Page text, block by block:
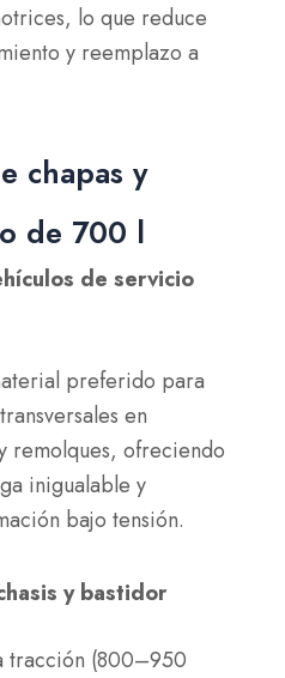
lo que reduce
y reemplazo a
chapas y
de 700 l
de servicio
preferido para
en
remolques, ofreciendo
inigualable y
bajo tensión.
y bastidor
tracción (800–950